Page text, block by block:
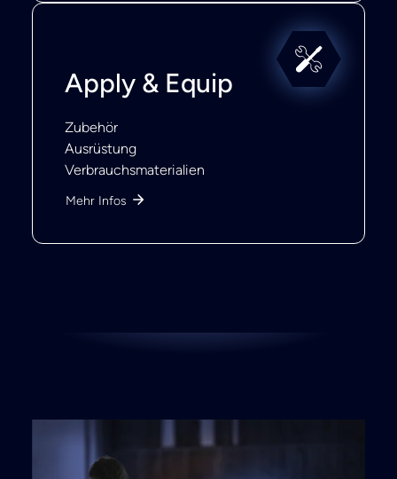
Apply & Equip
Zubehör
Ausrüstung
Verbrauchsmaterialien
Mehr Infos